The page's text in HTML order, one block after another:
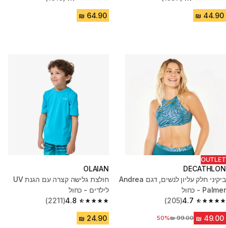
4.7 out of 5 stars from 1537 reviews
4.7 out of 5 stars from 1819 reviews
OUTLET
DECATHLON
ביקיני חלק עליון לנשים, דגם Andrea
Palmer - כחול
4.7
4.7 out of 5 stars from 205 reviews
(205)
מחיר לפני הנחה‏99.00 ₪
50%
OLAIAN
חולצת גלישה קצרה עם הגנת UV
לילדים - כחול
4.8
4.8 out of 5 stars from 2211 reviews
(2211)